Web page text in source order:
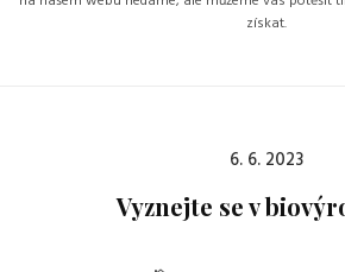
získat.
Posted
on
6. 6. 2023
Vyznejte se v